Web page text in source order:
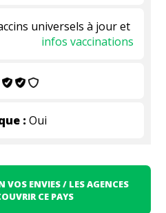
universels à jour et
infos vaccinations
: Oui
VOS ENVIES / LES AGENCES
CE PAYS